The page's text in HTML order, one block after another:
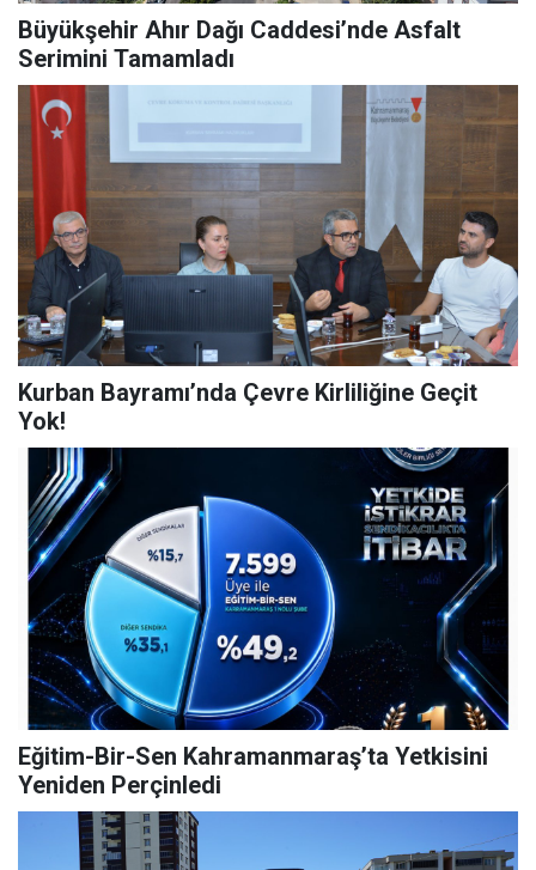
Büyükşehir Ahır Dağı Caddesi’nde Asfalt
Serimini Tamamladı
Kurban Bayramı’nda Çevre Kirliliğine Geçit
Yok!
Eğitim-Bir-Sen Kahramanmaraş’ta Yetkisini
Yeniden Perçinledi